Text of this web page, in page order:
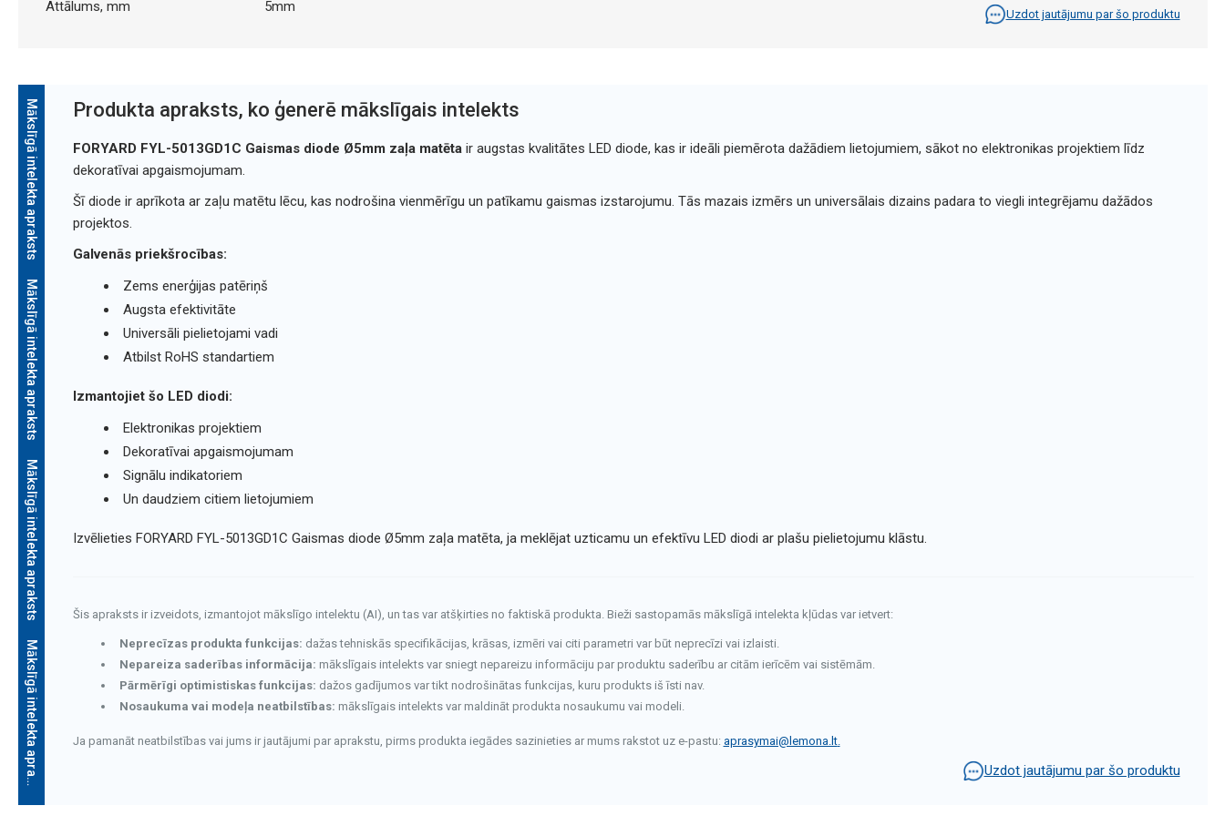
Attālums, mm 5mm Uzdot jautājumu par šo produktu
Mākslīgā intelekta apraksts
Mākslīgā intelekta apraksts
Mākslīgā intelekta apraksts
M
ā
k
s
l
ī
g
ā
i
n
t
e
l
e
k
t
a
a
p
r
a
k
s
t
s
Produkta apraksts, ko ģenerē mākslīgais intelekts
FORYARD FYL-5013GD1C Gaismas diode Ø5mm zaļa matētair augstas kvalitātes LED diode, kas ir ideāli piemērota dažādiem lietojumiem, sākot no elektronikas projektiem līdz
dekoratīvai apgaismojumam.
Šī diode ir aprīkota ar zaļu matētu lēcu, kas nodrošina vienmērīgu un patīkamu gaismas izstarojumu. Tās mazais izmērs un universālais dizains padara to viegli integrējamu dažādos
projektos.
Galvenās priekšrocības:
Zems enerģijas patēriņš
Augsta efektivitāte
Universāli pielietojami vadi
Atbilst RoHS standartiem
Izmantojiet šo LED diodi:
Elektronikas projektiem
Dekoratīvai apgaismojumam
Signālu indikatoriem
Un daudziem citiem lietojumiem
Izvēlieties FORYARD FYL-5013GD1C Gaismas diode Ø5mm zaļa matēta, ja meklējat uzticamu un efektīvu LED diodi ar plašu pielietojumu klāstu.
Šis apraksts ir izveidots, izmantojot mākslīgo intelektu (AI), un tas var atšķirties no faktiskā produkta. Bieži sastopamās mākslīgā intelekta kļūdas var ietvert:
Neprecīzas produkta funkcijas: dažas tehniskās specifikācijas, krāsas, izmēri vai citi parametri var būt neprecīzi vai izlaisti.
Nepareiza saderības informācija: mākslīgais intelekts var sniegt nepareizu informāciju par produktu saderību ar citām ierīcēm vai sistēmām.
Pārmērīgi optimistiskas funkcijas: dažos gadījumos var tikt nodrošinātas funkcijas, kuru produkts iš īsti nav.
Nosaukuma vai modeļa neatbilstības: mākslīgais intelekts var maldināt produkta nosaukumu vai modeli.
Ja pamanāt neatbilstības vai jums ir jautājumi par aprakstu, pirms produkta iegādes sazinieties ar mums rakstot uz e-pastu: aprasymai@lemona.lt.
Uzdot jautājumu par šo produktu